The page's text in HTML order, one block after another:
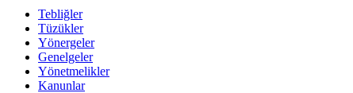
Tebliğler
Tüzükler
Yönergeler
Genelgeler
Yönetmelikler
Kanunlar